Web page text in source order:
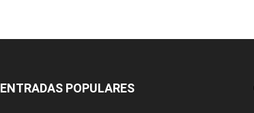
ENTRADAS POPULARES